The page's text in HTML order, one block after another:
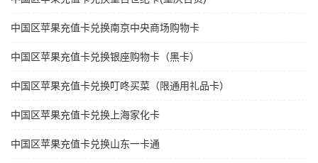
中国区苹果充值卡兑换南京中央商场购物卡
中国区苹果充值卡兑换银座购物卡（黑卡）
中国区苹果充值卡兑换叮咚买菜（限通用礼品卡）
中国区苹果充值卡兑换上海家化卡
中国区苹果充值卡兑换山东一卡通